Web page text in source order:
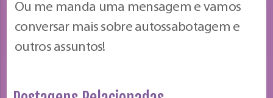
Ou me manda uma mensagem e vamos
conversar mais sobre autossabotagem e
outros assuntos!